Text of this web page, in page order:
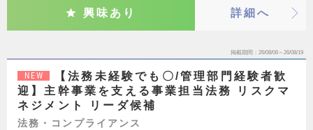
興味あり 詳細へ
掲載期間 26/08/06～26/08/19
NEW
【法務未経験でも〇/管理部門経験者歓
迎】主幹事業を支える事業担当法務 リスクマ
ネジメント リーダ候補
法務・コンプライアンス